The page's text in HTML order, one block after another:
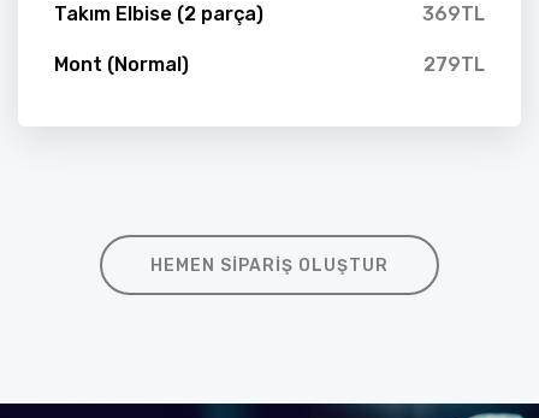
Takım Elbise (2 parça) 369TL
Mont (Normal) 279TL
HEMEN SIPARIŞ OLUŞTUR